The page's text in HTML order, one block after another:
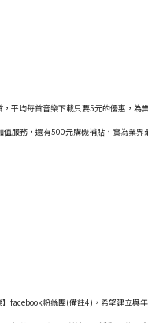
均每首音樂下載只要5元的優惠，
服務，還有500元購機補貼，實為業界
】facebook粉絲團(備註4)，希望建立與